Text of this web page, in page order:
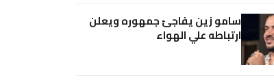
سامو زين يفاجئ جمهوره ويعلن
ارتباطه علي الهواء